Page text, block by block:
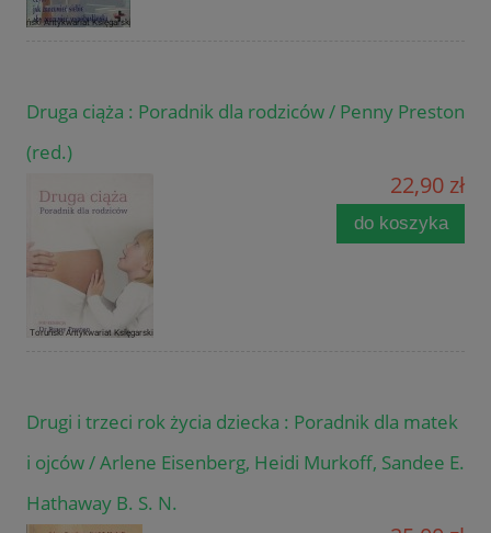
Druga ciąża : Poradnik dla rodziców / Penny Preston
(red.)
22,90 zł
do koszyka
Drugi i trzeci rok życia dziecka : Poradnik dla matek
i ojców / Arlene Eisenberg, Heidi Murkoff, Sandee E.
Hathaway B. S. N.